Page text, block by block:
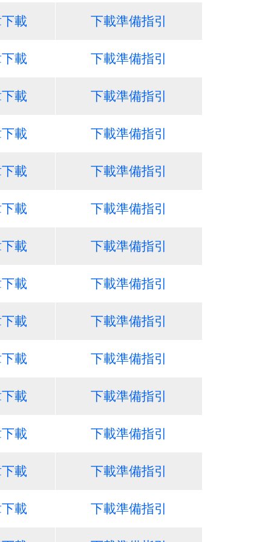
載 下載準備指引
載 下載準備指引
載 下載準備指引
載 下載準備指引
載 下載準備指引
載 下載準備指引
載 下載準備指引
載 下載準備指引
載 下載準備指引
載 下載準備指引
載 下載準備指引
載 下載準備指引
載 下載準備指引
載 下載準備指引